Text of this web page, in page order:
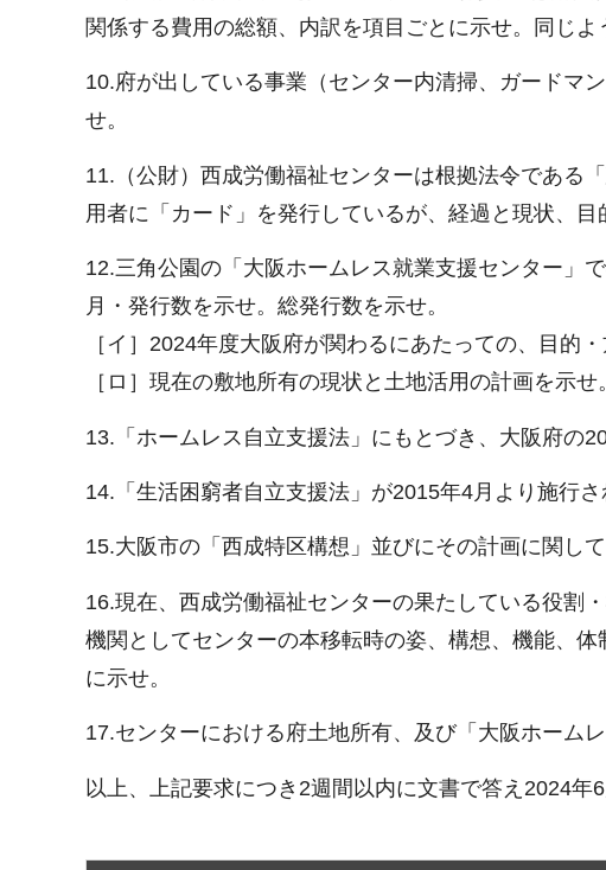
関係する費用の総額、内訳を項目ごとに示せ。同じ
10.府が出している事業（センター内清掃、ガードマ
せ。
11.（公財）西成労働福祉センターは根拠法令である
用者に「カード」を発行しているが、経過と現状、目
12.三角公園の「大阪ホームレス就業支援センター」
月・発行数を示せ。総発行数を示せ。
［イ］2024年度大阪府が関わるにあたっての、目的
［ロ］現在の敷地所有の現状と土地活用の計画を示せ。
13.「ホームレス自立支援法」にもとづき、大阪府の
14.「生活困窮者自立支援法」が2015年4月より施行
15.大阪市の「西成特区構想」並びにその計画に関し
16.現在、西成労働福祉センターの果たしている役割
機関としてセンターの本移転時の姿、構想、機能、
に示せ。
17.センターにおける府土地所有、及び「大阪ホーム
以上、上記要求につき2週間以内に文書で答え2024年